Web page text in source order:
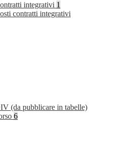
integrativi 1
contratti integrativi
(da pubblicare in tabelle)
6